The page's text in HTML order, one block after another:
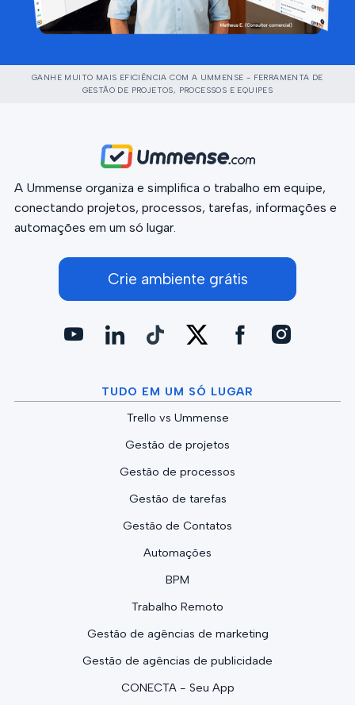
GANHE MUITO MAIS EFICIÊNCIA COM A UMMENSE - FERRAMENTA DE
GESTÃO DE PROJETOS, PROCESSOS E EQUIPES
A Ummense organiza e simplifica o trabalho em equipe,
conectando projetos, processos, tarefas, informações e
automações em um só lugar.
Crie ambiente grátis
TUDO EM UM SÓ LUGAR
Trello vs Ummense
Gestão de projetos
Gestão de processos
Gestão de tarefas
Gestão de Contatos
Automações
BPM
Trabalho Remoto
Gestão de agências de marketing
Gestão de agências de publicidade
CONECTA - Seu App